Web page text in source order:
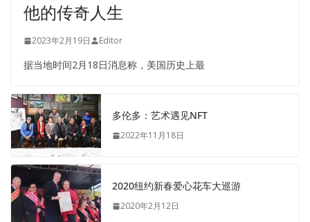
他的传奇人生
2023年2月19日 Editor
据当地时间2月18日消息称，美国历史上最
多伦多：艺术遇见NFT
2022年11月18日
2020纽约新春爱心花车大巡游
2020年2月12日